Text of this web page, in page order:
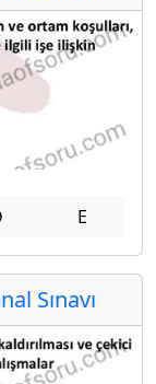
E
Sınavı